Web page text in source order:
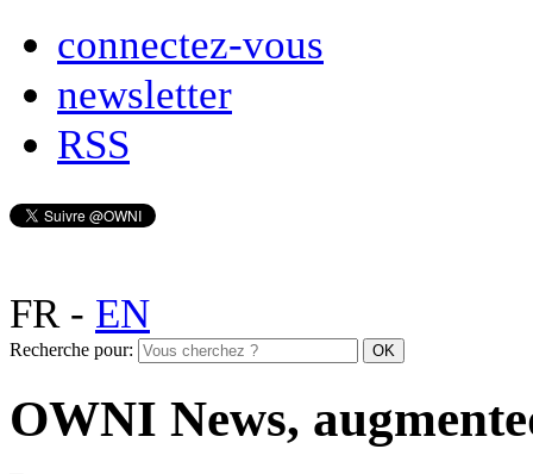
connectez-vous
newsletter
RSS
FR- EN
Recherche pour:
OWNI News,